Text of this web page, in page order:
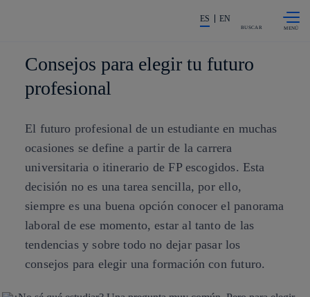
La acción en accionistas e
ES EN
BUSCAR
Consejos para elegir tu futuro
profesional
El futuro profesional de un estudiante en muchas
ocasiones se define a partir de la carrera
universitaria o itinerario de FP escogidos. Esta
decisión no es una tarea sencilla, por ello,
siempre es una buena opción conocer el panorama
laboral de ese momento, estar al tanto de las
tendencias y sobre todo no dejar pasar los
consejos para elegir una formación con futuro.